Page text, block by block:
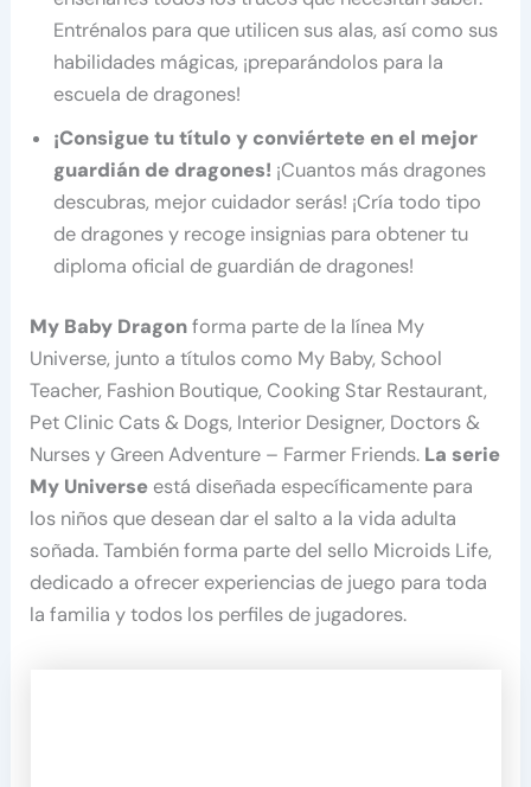
Entrénalos para que utilicen sus alas, así como sus
habilidades mágicas, ¡preparándolos para la
escuela de dragones!
¡Consigue tu título y conviértete en el mejor
guardián de dragones! ¡Cuantos más dragones
descubras, mejor cuidador serás! ¡Cría todo tipo
de dragones y recoge insignias para obtener tu
diploma oficial de guardián de dragones!
My Baby Dragonforma parte de la línea My
Universe, junto a títulos como My Baby, School
Teacher, Fashion Boutique, Cooking Star Restaurant,
Pet Clinic Cats & Dogs, Interior Designer, Doctors &
Nurses y Green Adventure – Farmer Friends. La serie
My Universe está diseñada específicamente para
los niños que desean dar el salto a la vida adulta
soñada. También forma parte del sello Microids Life,
dedicado a ofrecer experiencias de juego para toda
la familia y todos los perfiles de jugadores.